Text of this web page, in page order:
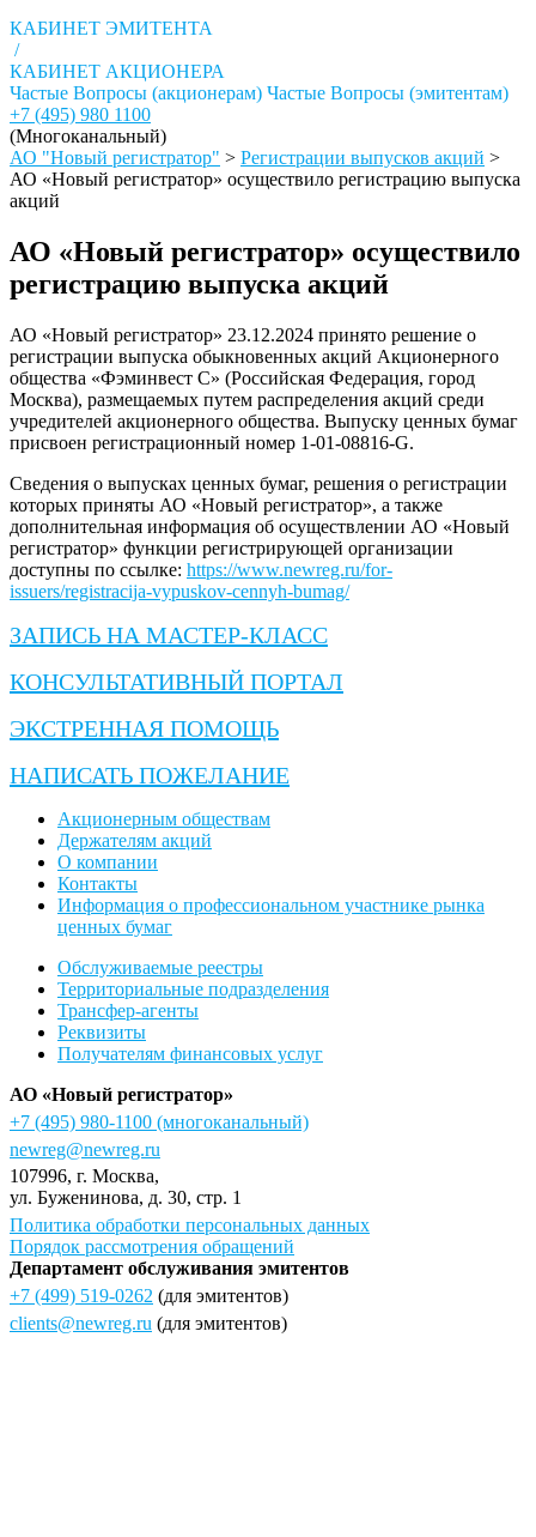
КАБИНЕТ ЭМИТЕНТА
/
КАБИНЕТ АКЦИОНЕРА
Частые Вопросы (акционерам) Частые Вопросы (эмитентам)
+7 (495) 980 1100
(Многоканальный)
АО "Новый регистратор" > Регистрации выпусков акций >
АО «Новый регистратор» осуществило регистрацию выпуска
акций
АО «Новый регистратор» осуществило
регистрацию выпуска акций
АО «Новый регистратор» 23.12.2024 принято решение о
регистрации выпуска обыкновенных акций Акционерного
общества «Фэминвест С» (Российская Федерация, город
Москва), размещаемых путем распределения акций среди
учредителей акционерного общества. Выпуску ценных бумаг
присвоен регистрационный номер 1-01-08816-G.
Сведения о выпусках ценных бумаг, решения о регистрации
которых приняты АО «Новый регистратор», а также
дополнительная информация об осуществлении АО «Новый
регистратор» функции регистрирующей организации
доступны по ссылке: https://www.newreg.ru/for-
issuers/registracija-vypuskov-cennyh-bumag/
ЗАПИСЬ НА МАСТЕР-КЛАСС
КОНСУЛЬТАТИВНЫЙ ПОРТАЛ
ЭКСТРЕННАЯ ПОМОЩЬ
НАПИСАТЬ ПОЖЕЛАНИЕ
Акционерным обществам
Держателям акций
О компании
Контакты
Информация о профессиональном участнике рынка
ценных бумаг
Обслуживаемые реестры
Территориальные подразделения
Трансфер-агенты
Реквизиты
Получателям финансовых услуг
АО «Новый регистратор»
+7 (495) 980-1100 (многоканальный)
newreg@newreg.ru
107996, г. Москва,
ул. Буженинова, д. 30, стр. 1
Политика обработки персональных данных
Порядок рассмотрения обращений
Департамент обслуживания эмитентов
+7 (499) 519-0262 (для эмитентов)
clients@newreg.ru (для эмитентов)